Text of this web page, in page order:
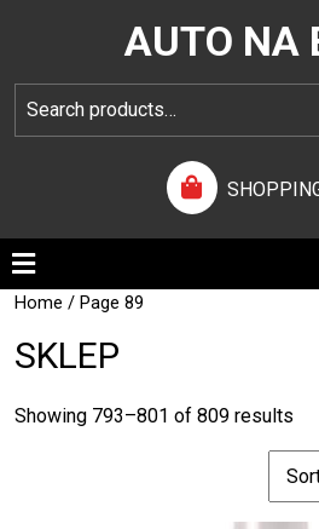
AUTO NA
Home / Page 89
SKLEP
Showing 793–801 of 809 results